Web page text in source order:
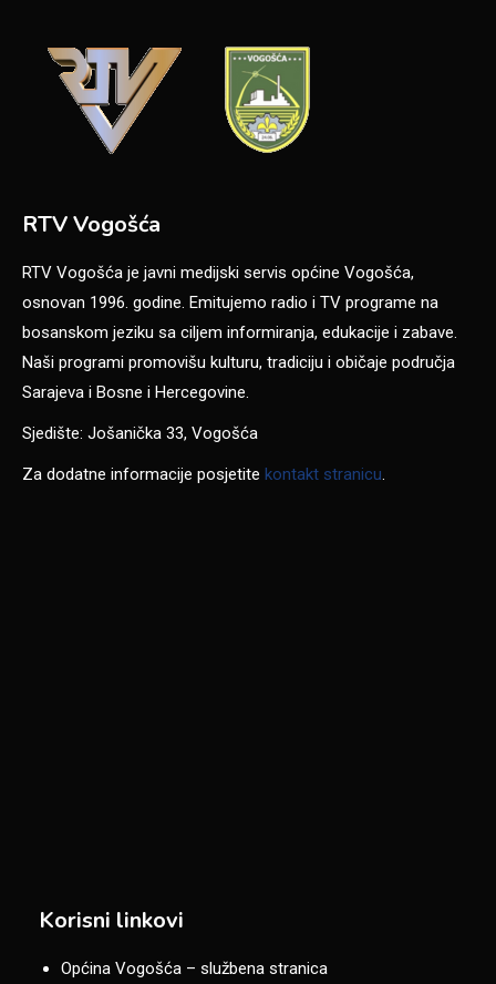
RTV Vogošća
RTV Vogošća je javni medijski servis općine Vogošća,
osnovan 1996. godine. Emitujemo radio i TV programe na
bosanskom jeziku sa ciljem informiranja, edukacije i zabave.
Naši programi promovišu kulturu, tradiciju i običaje područja
Sarajeva i Bosne i Hercegovine.
Sjedište: Jošanička 33, Vogošća
Za dodatne informacije posjetite kontakt stranicu.
Korisni linkovi
Općina Vogošća – službena stranica